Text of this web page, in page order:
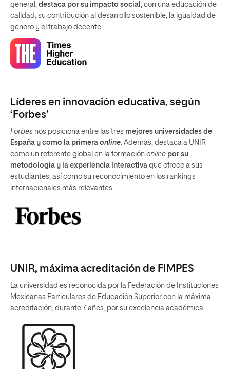
general, destaca por su impacto social , con una educación de
calidad, su contribución al desarrollo sostenible, la igualdad de
genero y el trabajo decente.
Líderes en innovación educativa, según
‘Forbes’
Forbes nos posiciona entre las tres mejores universidades de
España y como la primera online . Además, destaca a UNIR
como un referente global en la formación online por su
metodología y la experiencia interactiva que ofrece a sus
estudiantes, así como su reconocimiento en los rankings
internacionales más relevantes.
UNIR, máxima acreditación de FIMPES
La universidad es reconocida por la Federación de Instituciones
Mexicanas Particulares de Educación Superior con la máxima
acreditación, durante 7 años, por su excelencia académica.